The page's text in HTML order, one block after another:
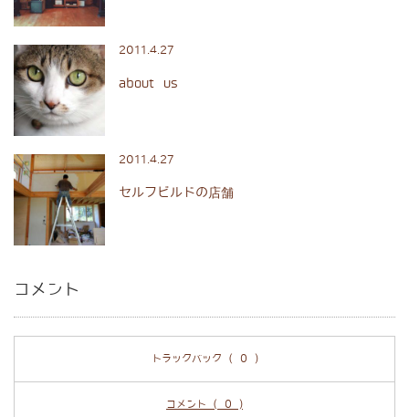
2011.4.27
about us
2011.4.27
セルフビルドの店舗
コメント
トラックバック ( 0 )
コメント ( 0 )